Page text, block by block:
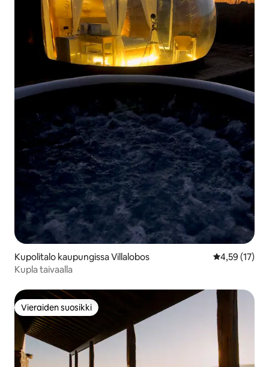
Kupolitalo kaupungissa Villalobos
4,59 (17)
Kupla taivaalla
Vieraiden suosikki
Vieraiden suosikki